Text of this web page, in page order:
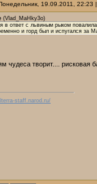
19.09.2011,
(Vlad_MaHky3o)
в ответ с львиным рыком
и горд был и испугался за
чудеса творит.... рисковая
staff.narod.ru/